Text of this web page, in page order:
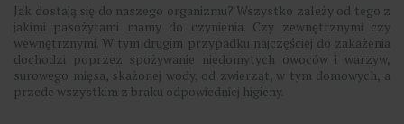
Jak dostają się do naszego organizmu? Wszystko zależy od tego z
jakimi pasożytami mamy do czynienia. Czy zewnętrznymi czy
wewnętrznymi. W tym drugim przypadku najczęściej do zakażenia
dochodzi poprzez spożywanie niedomytych owoców i warzyw,
surowego mięsa, skażonej wody, od zwierząt, w tym domowych, a
przede wszystkim z braku odpowiedniej higieny.